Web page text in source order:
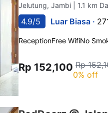
Jelutung, Jambi | 1.1 km
4.9/5 Luar Biasa ·
ReceptionFree WifiNo
Rp 152,100 Rp
0% off